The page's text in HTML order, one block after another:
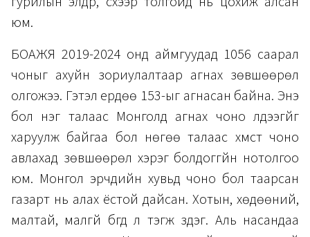
юм.
БОАЖЯ 2019-2024 онд аймгуудад 1056 саарал
чоныг ахуйн зориулалтаар агнах зөвшөөрөл
олгожээ. Гэтэл ердөө 153-ыг агнасан байна. Энэ
бол нэг талаас Монголд агнах чоно үлдээгүйг
харуулж байгаа бол нөгөө талаас хүмүүст чоно
авлахад зөвшөөрөл хэрэг болдоггүйн нотолгоо
юм. Монгол эрчүүдийн хувьд чоно бол таарсан
газарт нь алах ёстой дайсан. Хотын, хөдөөний,
малтай, малгүй бүгд л тэгж үздэг. Аль насандаа